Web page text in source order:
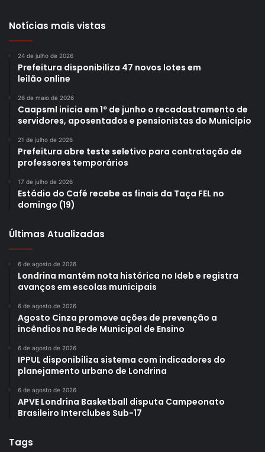
Notícias mais vistas
24 de julho de 2026
Prefeitura disponibiliza 47 novos lotes em
leilão online
26 de maio de 2026
Caapsml inicia em 1º de junho o recadastramento de
servidores, aposentados e pensionistas do Município
21 de julho de 2026
Prefeitura abre teste seletivo para contratação de
professores temporários
17 de julho de 2026
Estádio do Café recebe as finais da Taça FEL no
domingo (19)
Últimas Atualizadas
6 de agosto de 2026
Londrina mantém nota histórica no Ideb e registra
avanços em escolas municipais
6 de agosto de 2026
Agosto Cinza promove ações de prevenção a
incêndios na Rede Municipal de Ensino
6 de agosto de 2026
IPPUL disponibiliza sistema com indicadores do
planejamento urbano de Londrina
6 de agosto de 2026
APVE Londrina Basketball disputa Campeonato
Brasileiro Interclubes Sub-17
Tags